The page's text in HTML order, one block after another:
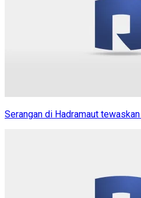
Serangan di Hadramaut